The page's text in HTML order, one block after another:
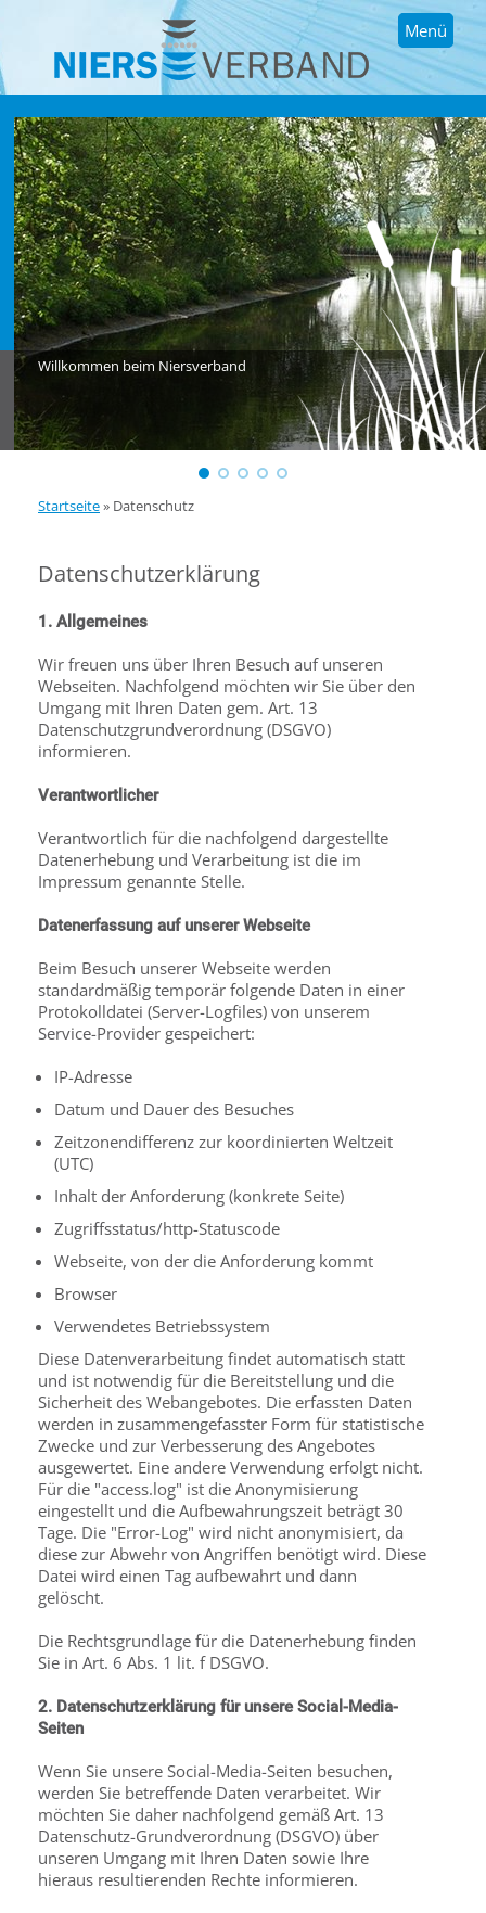
Menü
Willkommen beim Niersverband
Startseite» Datenschutz
Datenschutzerklärung
1. Allgemeines
Wir freuen uns über Ihren Besuch auf unseren
Webseiten. Nachfolgend möchten wir Sie über den
Umgang mit Ihren Daten gem. Art. 13
Datenschutzgrundverordnung (DSGVO)
informieren.
Verantwortlicher
Verantwortlich für die nachfolgend dargestellte
Datenerhebung und Verarbeitung ist die im
Impressum genannte Stelle.
Datenerfassung auf unserer Webseite
Beim Besuch unserer Webseite werden
standardmäßig temporär folgende Daten in einer
Protokolldatei (Server-Logfiles) von unserem
Service-Provider gespeichert:
IP-Adresse
Datum und Dauer des Besuches
Zeitzonendifferenz zur koordinierten Weltzeit
(UTC)
Inhalt der Anforderung (konkrete Seite)
Zugriffsstatus/http-Statuscode
Webseite, von der die Anforderung kommt
Browser
Verwendetes Betriebssystem
Diese Datenverarbeitung findet automatisch statt
und ist notwendig für die Bereitstellung und die
Sicherheit des Webangebotes. Die erfassten Daten
werden in zusammengefasster Form für statistische
Zwecke und zur Verbesserung des Angebotes
ausgewertet. Eine andere Verwendung erfolgt nicht.
Für die "access.log" ist die Anonymisierung
eingestellt und die Aufbewahrungszeit beträgt 30
Tage. Die "Error-Log" wird nicht anonymisiert, da
diese zur Abwehr von Angriffen benötigt wird. Diese
Datei wird einen Tag aufbewahrt und dann
gelöscht.
Die Rechtsgrundlage für die Datenerhebung finden
Sie in Art. 6 Abs. 1 lit. f DSGVO.
2. Datenschutzerklärung für unsere Social-Media-
Seiten
Wenn Sie unsere Social-Media-Seiten besuchen,
werden Sie betreffende Daten verarbeitet. Wir
möchten Sie daher nachfolgend gemäß Art. 13
Datenschutz-Grundverordnung (DSGVO) über
unseren Umgang mit Ihren Daten sowie Ihre
hieraus resultierenden Rechte informieren.